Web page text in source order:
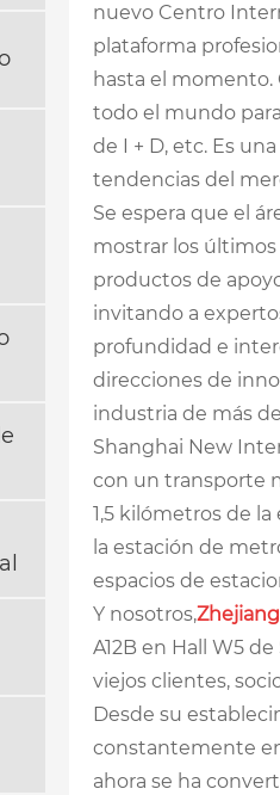
nuevo Centro
plataforma
hasta el momento.
todo el mundo
de I + D, etc. Es
tendencias del
Se espera que el
mostrar los
productos de
invitando a
profundidad e
direcciones de
industria de más
Shanghai New
con un transporte
1,5 kilómetros de
la estación de
espacios de
Y nosotros,
A12B en Hall W5
viejos clientes,
Desde su
constantemente
ahora se ha